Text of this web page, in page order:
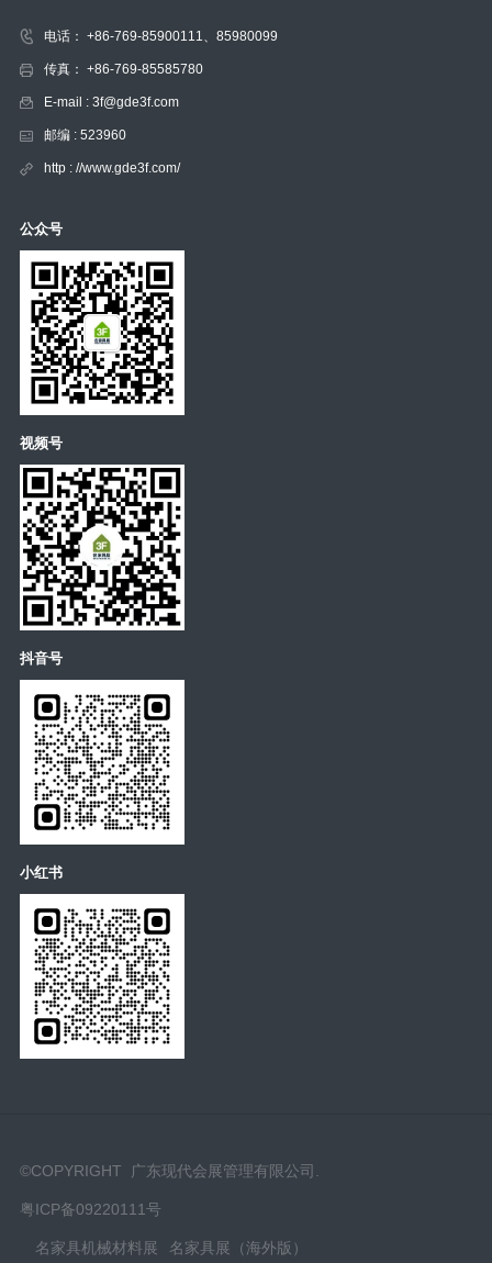
电话： +86-769-85900111、85980099
传真： +86-769-85585780
E-mail : 3f@gde3f.com
邮编 : 523960
http : //www.gde3f.com/
公众号
视频号
抖音号
小红书
©COPYRIGHT 广东现代会展管理有限公司.
粤ICP备09220111号
名家具机械材料展 名家具展（海外版）